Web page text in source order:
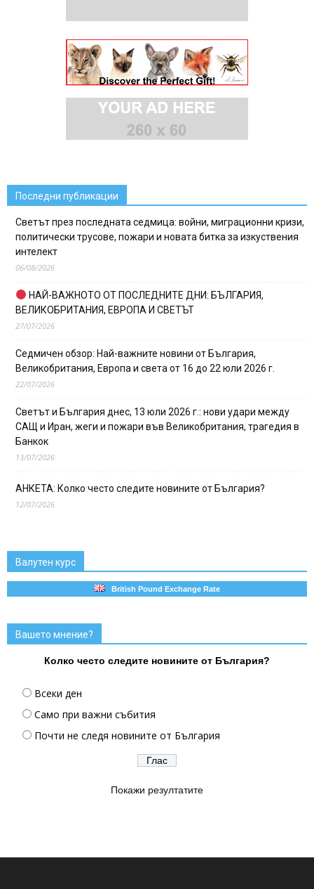
Последни публикации
Светът през последната седмица: войни, миграционни кризи,
политически трусове, пожари и новата битка за изкуствения
интелект
06/08/2026
НАЙ-ВАЖНОТО ОТ ПОСЛЕДНИТЕ ДНИ: БЪЛГАРИЯ,
ВЕЛИКОБРИТАНИЯ, ЕВРОПА И СВЕТЪТ
27/07/2026
Седмичен обзор: Най-важните новини от България,
Великобритания, Европа и света от 16 до 22 юли 2026 г.
22/07/2026
Светът и България днес, 13 юли 2026 г.: нови удари между
САЩ и Иран, жеги и пожари във Великобритания, трагедия в
Банкок
13/07/2026
АНКЕТА: Колко често следите новините от България?
12/07/2026
Валутен курс
British Pound Exchange Rate
Вашето мнение?
Колко често следите новините от България?
Всеки ден
Само при важни събития
Почти не следя новините от България
Покажи резултатите